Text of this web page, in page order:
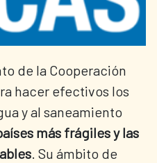
de la Cooperación
hacer efectivos los
y al saneamiento
más frágiles y las
. Su ámbito de